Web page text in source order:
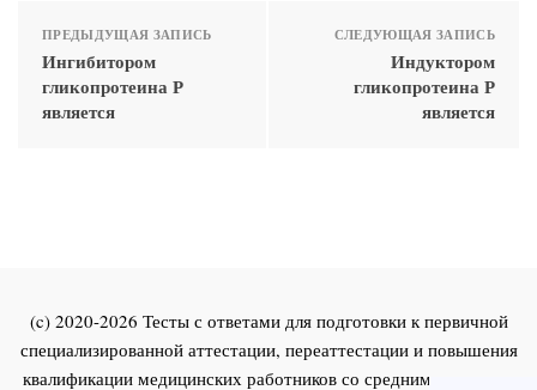
ПРЕДЫДУЩАЯ ЗАПИСЬ
Ингибитором
гликопротеина Р
является
СЛЕДУЮЩАЯ ЗАПИСЬ
Индуктором
гликопротеина Р
является
(c) 2020-2026 Тесты с ответами для подготовки к первичной
специализированной аттестации, переаттестации и повышения
квалификации медицинских работников со средним и высшим